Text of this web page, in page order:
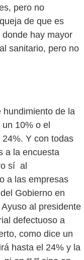
pero no
de que es
hay mayor
sanitario, pero no
hundimiento de la
10% o el
Y con todas
a la encuesta
sí al
a las empresas
Gobierno en
al presidente
defectuoso a
como dice un
hasta el 24% y la